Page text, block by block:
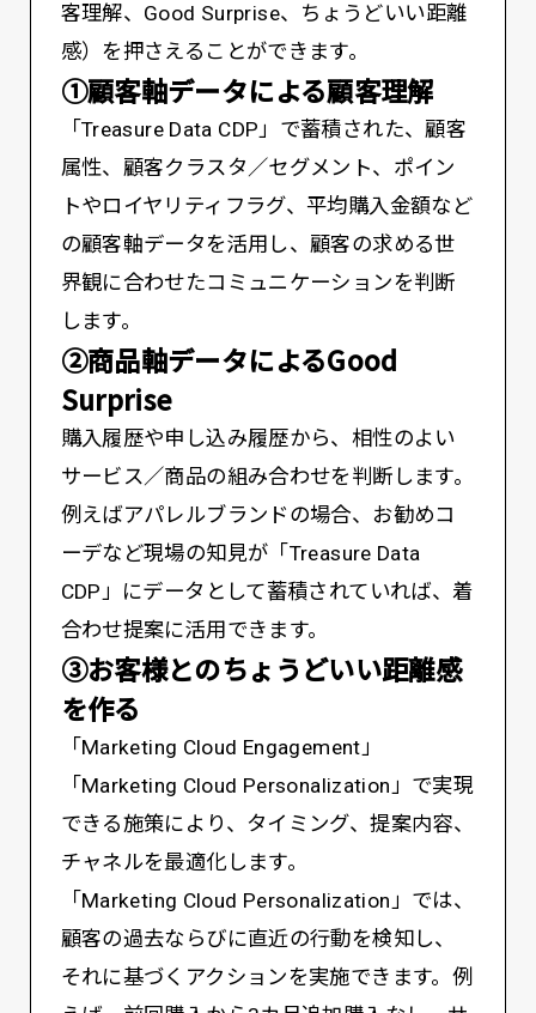
客理解、Good Surprise、ちょうどいい距離
感）を押さえることができます。
①顧客軸データによる顧客理解
「Treasure Data CDP」で蓄積された、顧客
属性、顧客クラスタ／セグメント、ポイン
トやロイヤリティフラグ、平均購入金額など
の顧客軸データを活用し、顧客の求める世
界観に合わせたコミュニケーションを判断
します。
②商品軸データによるGood
Surprise
購入履歴や申し込み履歴から、相性のよい
サービス／商品の組み合わせを判断します。
例えばアパレルブランドの場合、お勧めコ
ーデなど現場の知見が「Treasure Data
CDP」にデータとして蓄積されていれば、着
合わせ提案に活用できます。
③お客様とのちょうどいい距離感
を作る
「Marketing Cloud Engagement」
「Marketing Cloud Personalization」で実現
できる施策により、タイミング、提案内容、
チャネルを最適化します。
「Marketing Cloud Personalization」では、
顧客の過去ならびに直近の行動を検知し、
それに基づくアクションを実施できます。例